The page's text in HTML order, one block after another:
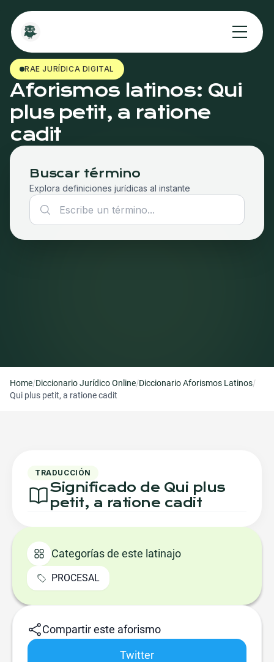
RAE JURÍDICA DIGITAL
Aforismos latinos: Qui
plus petit, a ratione
cadit
Buscar término
Explora definiciones jurídicas al instante
Home/Diccionario Jurídico Online/Diccionario Aforismos Latinos/
Qui plus petit, a ratione cadit
TRADUCCIÓN
Significado de Qui plus
petit, a ratione cadit
Categorías de este latinajo
PROCESAL
Compartir este aforismo
Twitter